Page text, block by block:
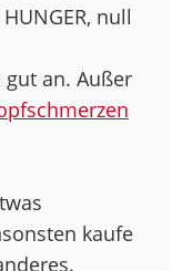
null
an. Außer
kaufe